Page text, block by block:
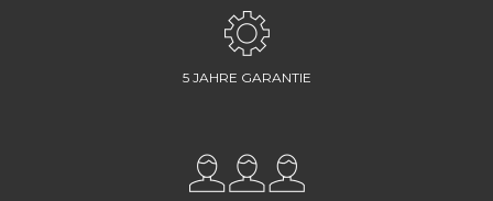
5 JAHRE GARANTIE